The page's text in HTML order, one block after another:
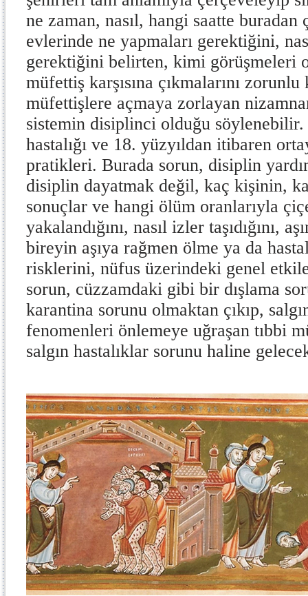
ne zaman, nasıl, hangi saatte
evlerinde ne yapmaları gerektiğini,
gerektiğini belirten, kimi görüşmeleri
müfettiş karşısına çıkmalarını
müfettişlere açmaya zorlayan
sistemin disiplinci olduğu
hastalığı ve 18. yüzyıldan itibaren
pratikleri. Burada sorun, disiplin
disiplin dayatmak değil, kaç kişinin,
sonuçlar ve hangi ölüm oranlarıyla
yakalandığını, nasıl izler taşıdığını,
bireyin aşıya rağmen ölme ya da
risklerini, nüfus üzerindeki genel
sorun, cüzzamdaki gibi bir dışlama
karantina sorunu olmaktan çıkıp,
fenomenleri önlemeye uğraşan tıbbi
salgın hastalıklar sorunu haline